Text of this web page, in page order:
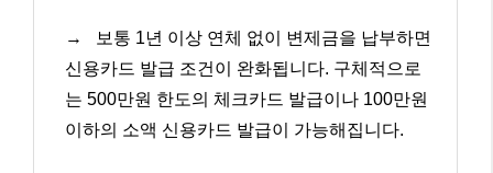
→
보통 1년 이상 연체 없이 변제금을 납부하면
신용카드 발급 조건이 완화됩니다. 구체적으로
는 500만원 한도의 체크카드 발급이나 100만원
이하의 소액 신용카드 발급이 가능해집니다.